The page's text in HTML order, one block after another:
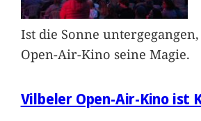
Ist die Sonne
Open-Air-Kino seine Magie.
Vilbeler Open-Air-Kino ist